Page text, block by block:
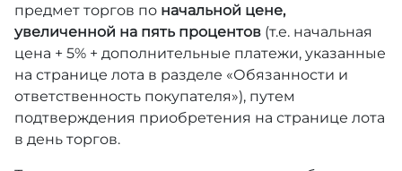
предмет торгов по начальной цене,
увеличенной на пять процентов (т.е. начальная
цена + 5% + дополнительные платежи, указанные
на странице лота в разделе «Обязанности и
ответственность покупателя»), путем
подтверждения приобретения на странице лота
в день торгов.